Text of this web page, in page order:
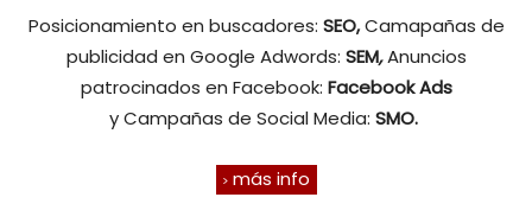
Posicionamiento en buscadores: SEO,Camapañas de
publicidad en Google Adwords: SEM,Anuncios
patrocinados en Facebook: Facebook Ads
yCampañas de Social Media: SMO.
más info